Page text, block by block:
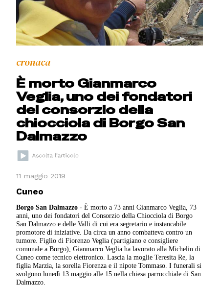
cronaca
È morto Gianmarco
Veglia, uno dei fondatori
del consorzio della
chiocciola di Borgo San
Dalmazzo
11 maggio 2019
Cuneo
Borgo San Dalmazzo - È morto a 73 anni Gianmarco Veglia, 73
anni, uno dei fondatori del Consorzio della Chiocciola di Borgo
San Dalmazzo e delle Valli di cui era segretario e instancabile
promotore di iniziative. Da circa un anno combatteva contro un
tumore. Figlio di Fiorenzo Veglia (partigiano e consigliere
comunale a Borgo), Gianmarco Veglia ha lavorato alla Michelin di
Cuneo come tecnico elettronico. Lascia la moglie Teresita Re, la
figlia Marzia, la sorella Fiorenza e il nipote Tommaso. I funerali si
svolgono lunedì 13 maggio alle 15 nella chiesa parrocchiale di San
Dalmazzo.